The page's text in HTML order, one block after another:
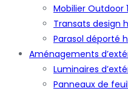
Mobilier Outdoor
Transats design
Parasol déporté
Aménagements
Luminaires
Panneaux de